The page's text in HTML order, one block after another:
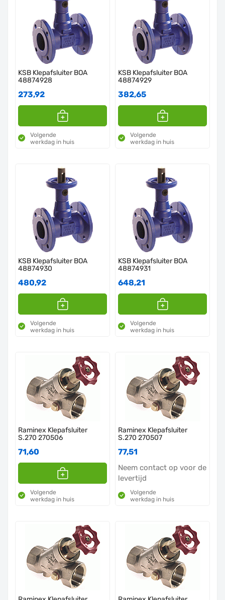
KSB Klepafsluiter BOA
48874928
273,92
Volgende
werkdag in huis
KSB Klepafsluiter BOA
48874929
382,65
Volgende
werkdag in huis
KSB Klepafsluiter BOA
48874930
480,92
Volgende
werkdag in huis
KSB Klepafsluiter BOA
48874931
648,21
Volgende
werkdag in huis
Raminex Klepafsluiter
S.270 270506
71,60
Volgende
werkdag in huis
Raminex Klepafsluiter
S.270 270507
77,51
Neem contact op voor de
levertijd
Volgende
werkdag in huis